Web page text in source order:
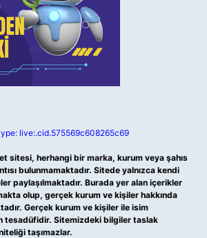
live:.cid.575569c608265c69
sitesi, herhangi bir marka, kurum veya şahıs
bulunmamaktadır. Sitede yalnızca kendi
paylaşılmaktadır. Burada yer alan içerikler
olup, gerçek kurum ve kişiler hakkında
Gerçek kurum ve kişiler ile isim
tesadüfidir. Sitemizdeki bilgiler taslak
taşımazlar.